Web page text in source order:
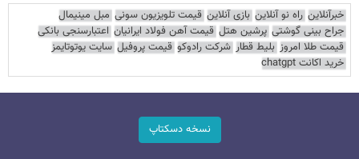
خبرآنلاین راه نو آنلاین بازی آنلاین قیمت تلویزیون سونی مبل مینیمال
جراح بینی گوشتی پرشین هتل قیمت آهن فولاد ایرانیان اعتبارسنجی بانکی
قیمت طلا امروز بلیط قطار شرکت رادوکو قیمت پروفیل سایت یوتوتایمز
خرید اکانت chatgpt
نسخه دسکتاپ